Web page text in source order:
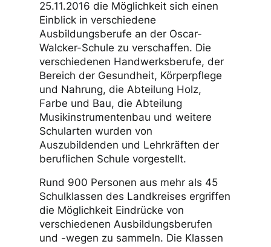
wieder ihre Türen für den
Berufsinformationstag. Interessierte
Schülerinnen und Schüler sowie Lehrer
aus dem Landkreis nutzten am
25.11.2016 die Möglichkeit sich einen
Einblick in verschiedene
Ausbildungsberufe an der Oscar-
Walcker-Schule zu verschaffen. Die
verschiedenen Handwerksberufe, der
Bereich der Gesundheit, Körperpflege
und Nahrung, die Abteilung Holz,
Farbe und Bau, die Abteilung
Schularten wurden von
Auszubildenden und Lehrkräften der
beruflichen Schule vorgestellt.
Rund 900 Personen aus mehr als 45